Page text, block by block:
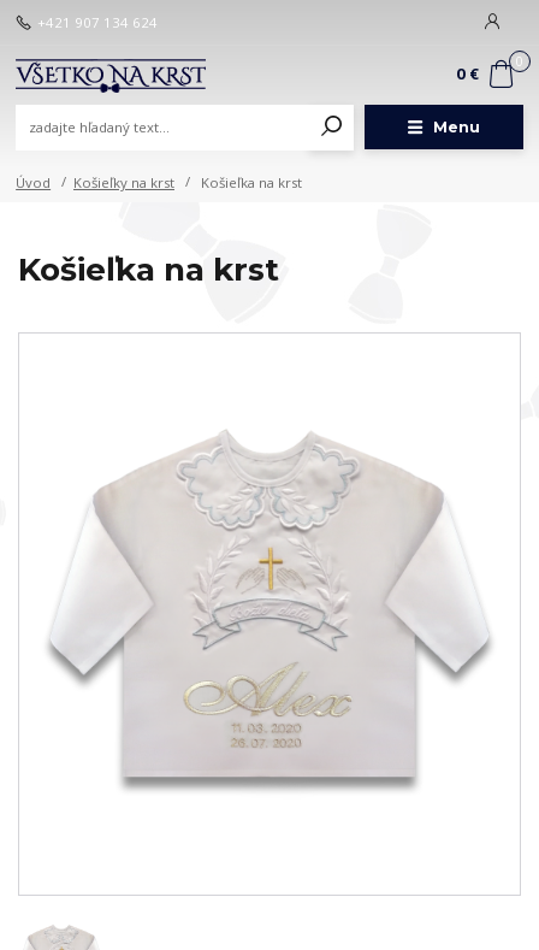
Menu
+421 907 134 624
0
0 €
Úvod Košieľky na krst Košieľka na krst
Košieľka na krst